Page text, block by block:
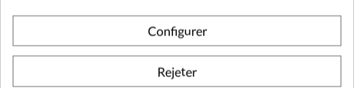
Configurer
Rejeter